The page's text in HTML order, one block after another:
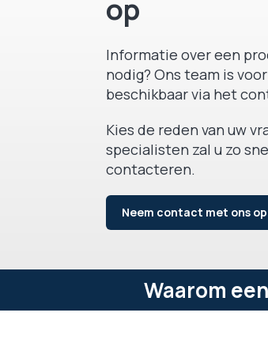
op
Informatie over een
nodig? Ons team is
beschikbaar via het
Kies de reden van uw
specialisten zal u zo
contacteren.
Neem contact met ons op
Waarom